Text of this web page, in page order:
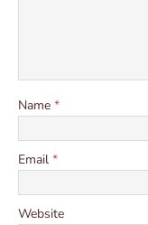
Name *
Email *
Website